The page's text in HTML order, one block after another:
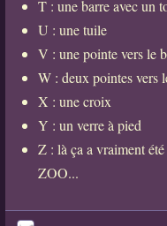
T : une barre avec un
U : une tuile
V : une pointe vers le
W : deux pointes vers
X : une croix
Y : un verre à pied
Z : là ça a vraiment
ZOO...